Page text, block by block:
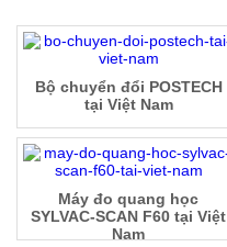
Bộ chuyển đổi POSTECH
tại Việt Nam
Máy đo quang học
SYLVAC-SCAN F60 tại Việt
Nam